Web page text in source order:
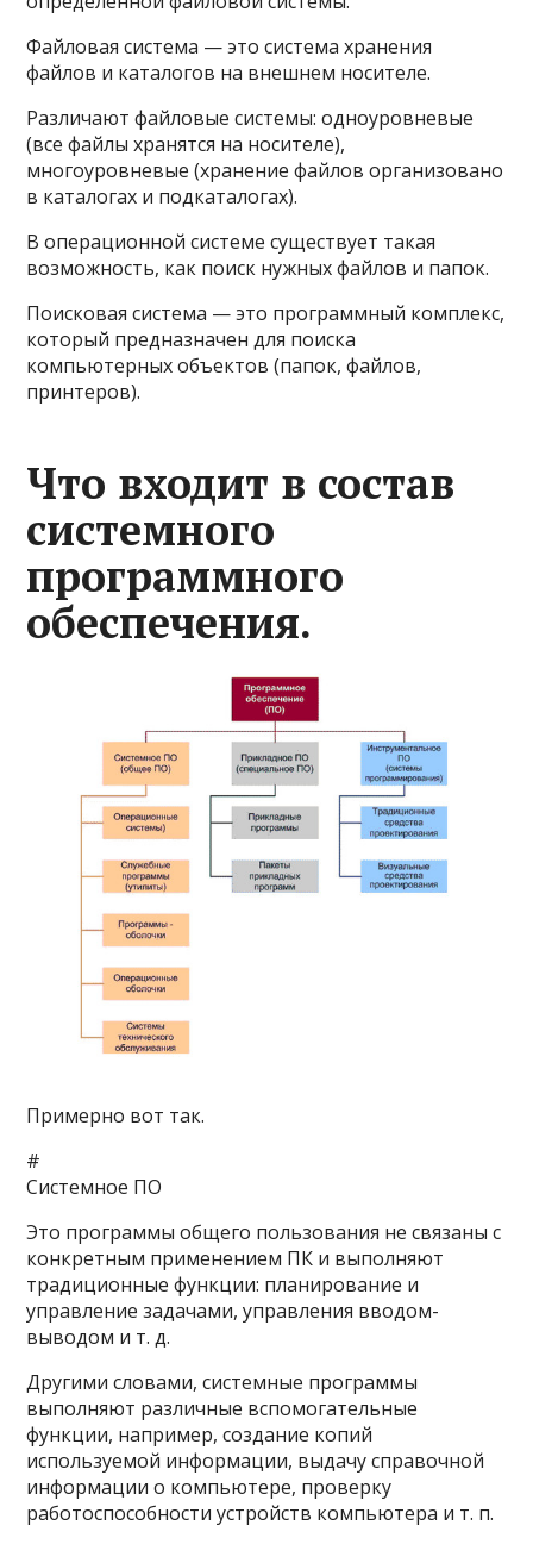
Файловая система — это система хранения
файлов и каталогов на внешнем носителе.
Различают файловые системы: одноуровневые
(все файлы хранятся на носителе),
многоуровневые (хранение файлов организовано
в каталогах и подкаталогах).
В операционной системе существует такая
возможность, как поиск нужных файлов и папок.
Поисковая система — это программный комплекс,
который предназначен для поиска
компьютерных объектов (папок, файлов,
принтеров).
Что входит в состав
системного
программного
обеспечения.
Примерно вот так.
#
Системное ПО
Это программы общего пользования не связаны с
конкретным применением ПК и выполняют
традиционные функции: планирование и
управление задачами, управления вводом-
выводом и т. д.
Другими словами, системные программы
выполняют различные вспомогательные
функции, например, создание копий
используемой информации, выдачу справочной
информации о компьютере, проверку
работоспособности устройств компьютера и т. п.